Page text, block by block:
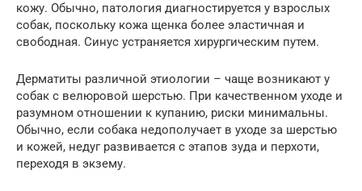
кожу. Обычно, патология диагностируется у взрослых
собак, поскольку кожа щенка более эластичная и
свободная. Синус устраняется хирургическим путем.
Дерматиты различной этиологии – чаще возникают у
собак с велюровой шерстью. При качественном уходе и
разумном отношении к купанию, риски минимальны.
Обычно, если собака недополучает в уходе за шерстью
и кожей, недуг развивается с этапов зуда и перхоти,
переходя в экзему.